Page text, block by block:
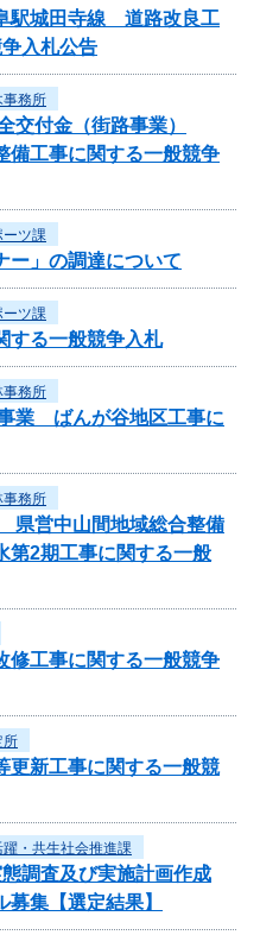
駅城田寺線 道路改良工
入札公告
事務所
交付金（街路事業）
備工事に関する一般競争
ーツ課
ー」の調達について
ーツ課
する一般競争入札
事務所
業 ばんが谷地区工事に
事務所
県営中山間地域総合整備
2期工事に関する一般
修工事に関する一般競争
所
更新工事に関する一般競
躍・共生社会推進課
調査及び実施計画作成
集【選定結果】